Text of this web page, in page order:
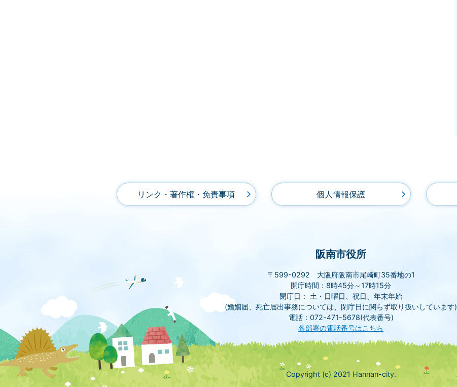
リンク・著作権・免責事項 個人情報保護
阪南市役所
〒599-0292 大阪府阪南市尾崎町35番地の1
開庁時間：8時45分～17時15分
閉庁日： 土・日曜日、祝日、年末年始
(婚姻届、死亡届出事務については、閉庁日に関らず取り扱いしています)
電話：072-471-5678(代表番号)
各部署の電話番号はこちら
Copyright (c) 2021 Hannan-city.